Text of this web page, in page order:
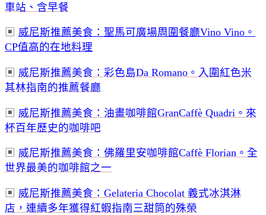
車站、含早餐
▣ 威尼斯推薦美食：聖馬可廣場周圍餐廳Vino Vino。
CP值高的在地料理
▣ 威尼斯推薦美食：彩色島Da Romano。入圍紅色米
其林指南的推薦餐廳
▣ 威尼斯推薦美食：油畫咖啡館GranCaffè Quadri。來
杯百年歷史的咖啡吧
▣ 威尼斯推薦美食：佛羅里安咖啡館Caffè Florian。全
世界最美的咖啡館之一
▣ 威尼斯推薦美食：Gelateria Chocolat 義式冰淇淋
店，連續多年獲得紅蝦指南三甜筒的殊榮